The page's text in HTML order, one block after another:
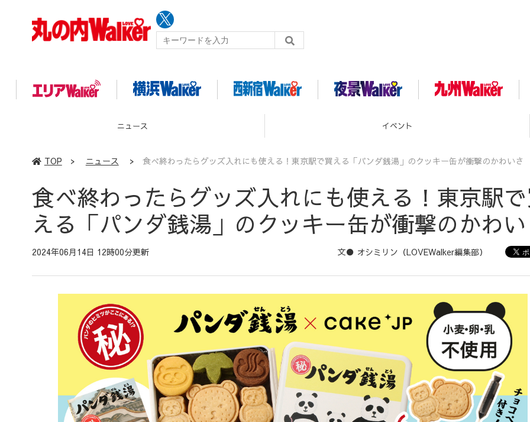
ニュース イベント
TOP > ニュース > 食べ終わったらグッズ入れにも使える！東京駅で買える「パンダ銭湯」のクッキー缶が衝撃のかわいさ
食べ終わったらグッズ入れにも使える！東京駅
える「パンダ銭湯」のクッキー缶が衝撃のかわ
2024年06月14日 12時00分更新 文● オシミリン（LOVEWalker編集部）